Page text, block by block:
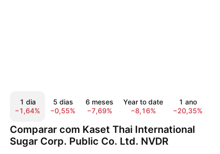
1 dia
−1,64%
5 dias
−0,55%
6 meses
−7,69%
Year to date
−8,16%
1 ano
−20,35%
Comparar com Kaset Thai International
Sugar Corp. Public Co. Ltd. NVDR